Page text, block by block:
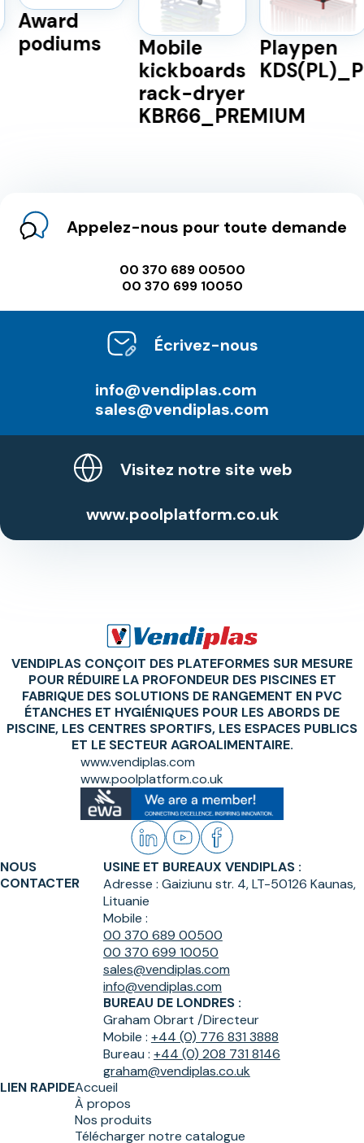
Award
podiums
Mobile
kickboards
rack-dryer
KBR66_PREMIUM
Playpen
Appelez-nous pour toute demande
00 370 689 00500
00 370 699 10050
Écrivez-nous
info@vendiplas.com
sales@vendiplas.com
Visitez notre site web
www.poolplatform.co.uk
VENDIPLAS CONÇOIT DES PLATEFORMES SUR MESURE
POUR RÉDUIRE LA PROFONDEUR DES PISCINES ET
FABRIQUE DES SOLUTIONS DE RANGEMENT EN PVC
ÉTANCHES ET HYGIÉNIQUES POUR LES ABORDS DE
PISCINE, LES CENTRES SPORTIFS, LES ESPACES PUBLICS
ET LE SECTEUR AGROALIMENTAIRE.
www.vendiplas.com
www.poolplatform.co.uk
NOUS
CONTACTER
USINE ET BUREAUX VENDIPLAS :
Adresse : Gaiziunu str. 4, LT-50126 Kaunas,
Lituanie
Mobile :
00 370 689 00500
00 370 699 10050
sales@vendiplas.com
info@vendiplas.com
BUREAU DE LONDRES :
Graham Obrart /Directeur
Mobile : +44 (0) 776 831 3888
Bureau : +44 (0) 208 731 8146
graham@vendiplas.co.uk
LIEN RAPIDEAccueil
À propos
Nos produits
Télécharger notre catalogue